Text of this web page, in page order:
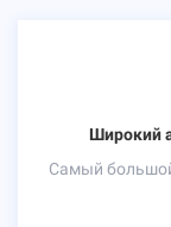
Широкий
Самый